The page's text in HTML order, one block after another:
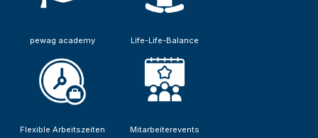
pewag academy Life-Life-Balance
Flexible Arbeitszeiten Mitarbeiterevents